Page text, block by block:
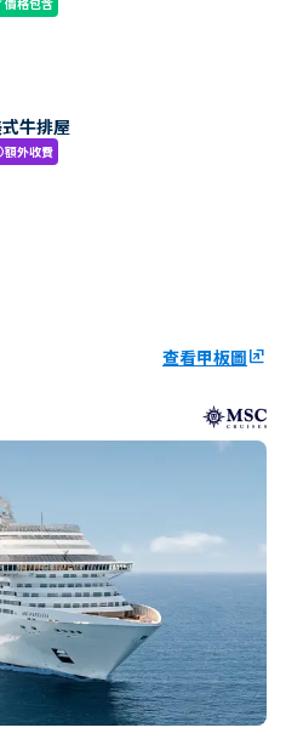
牛排屋
額外收費
查看甲板圖ungroup